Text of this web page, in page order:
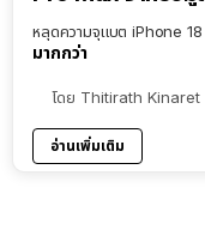
หลุดความจุแบต iPhone
มากกว่า
โดย Thitirath Kinaret
อ่านเพิ่มเติม